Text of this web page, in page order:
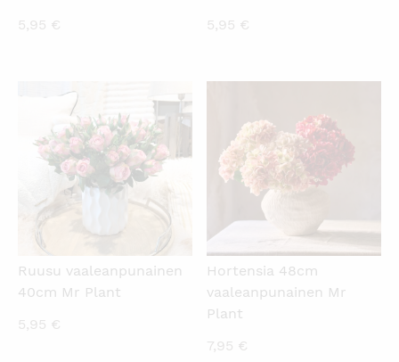
5,95 €
5,95 €
KATSO PIKANÄKYMÄ
Ruusu vaaleanpunainen
40cm Mr Plant
5,95 €
Hortensia 48cm
vaaleanpunainen Mr
Plant
7,95 €